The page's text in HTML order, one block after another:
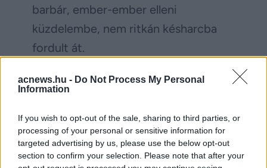
acnews.hu - Do Not Process My Personal
Information
If you wish to opt-out of the sale, sharing to third parties, or
processing of your personal or sensitive information for
targeted advertising by us, please use the below opt-out
section to confirm your selection. Please note that after your
barbár, ember-ember elleni
küzdelembe, nem ritkán késharcba
fordult át.
(A videó hitelessége nem
ellenőrízhető)
Facebook Twitter
Reddit Telegram